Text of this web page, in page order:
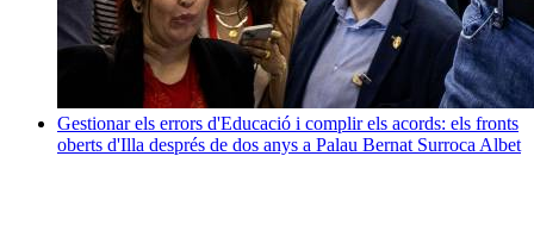
Gestionar els errors d'Educació i complir els acords: els fronts
oberts d'Illa després de dos anys a Palau Bernat Surroca Albet